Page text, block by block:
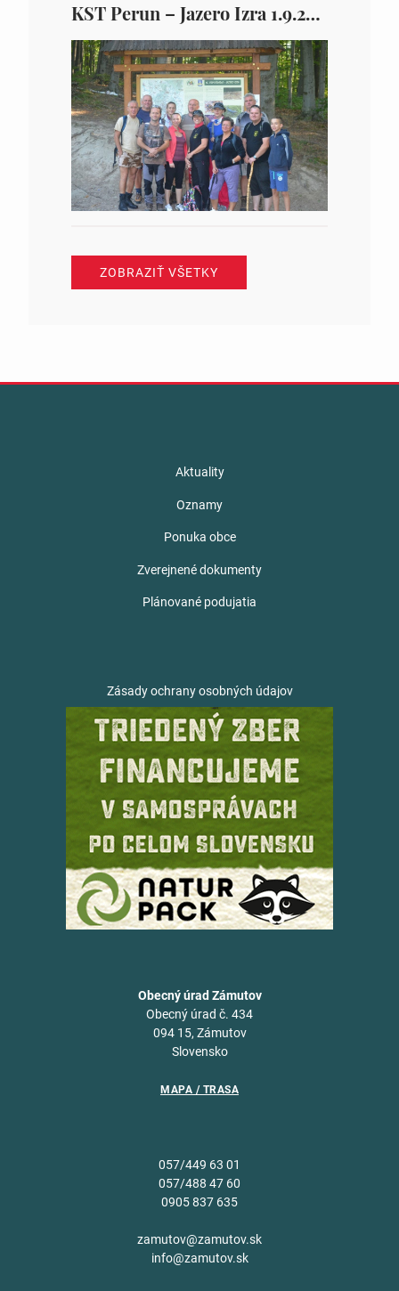
KST Perun – Jazero Izra 1.9.2017
ZOBRAZIŤ VŠETKY
Aktuality
Oznamy
Ponuka obce
Zverejnené dokumenty
Plánované podujatia
Zásady ochrany osobných údajov
Obecný úrad Zámutov
Obecný úrad č. 434
094 15, Zámutov
Slovensko
MAPA / TRASA
057/449 63 01
057/488 47 60
0905 837 635
zamutov@zamutov.sk
info@zamutov.sk